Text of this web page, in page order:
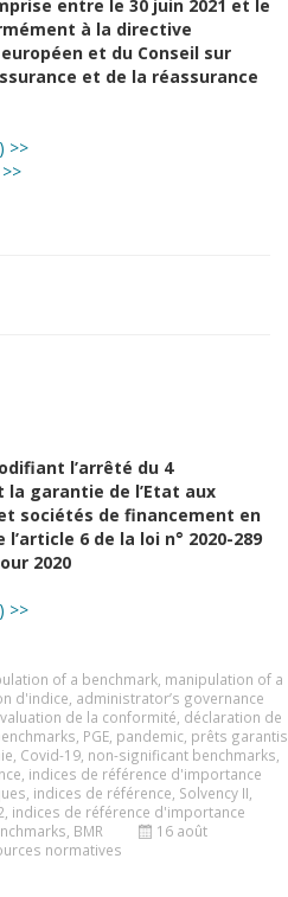
entre le 30 juin 2021 et le
à la directive
et du Conseil sur
et de la réassurance
>>
l’arrêté du 4
la garantie de l’Etat aux
sociétés de financement en
6 de la loi n° 2020-289
2020
>>
of a benchmark manipulation of a
d'indice administrator’s governance
de la conformité déclaration de
PGE pandemic prêts garantis
Covid-19 non-significant benchmarks
indices de référence d'importance
indices de référence Solvency II
indices de référence d'importance
BMR
16 août
normatives